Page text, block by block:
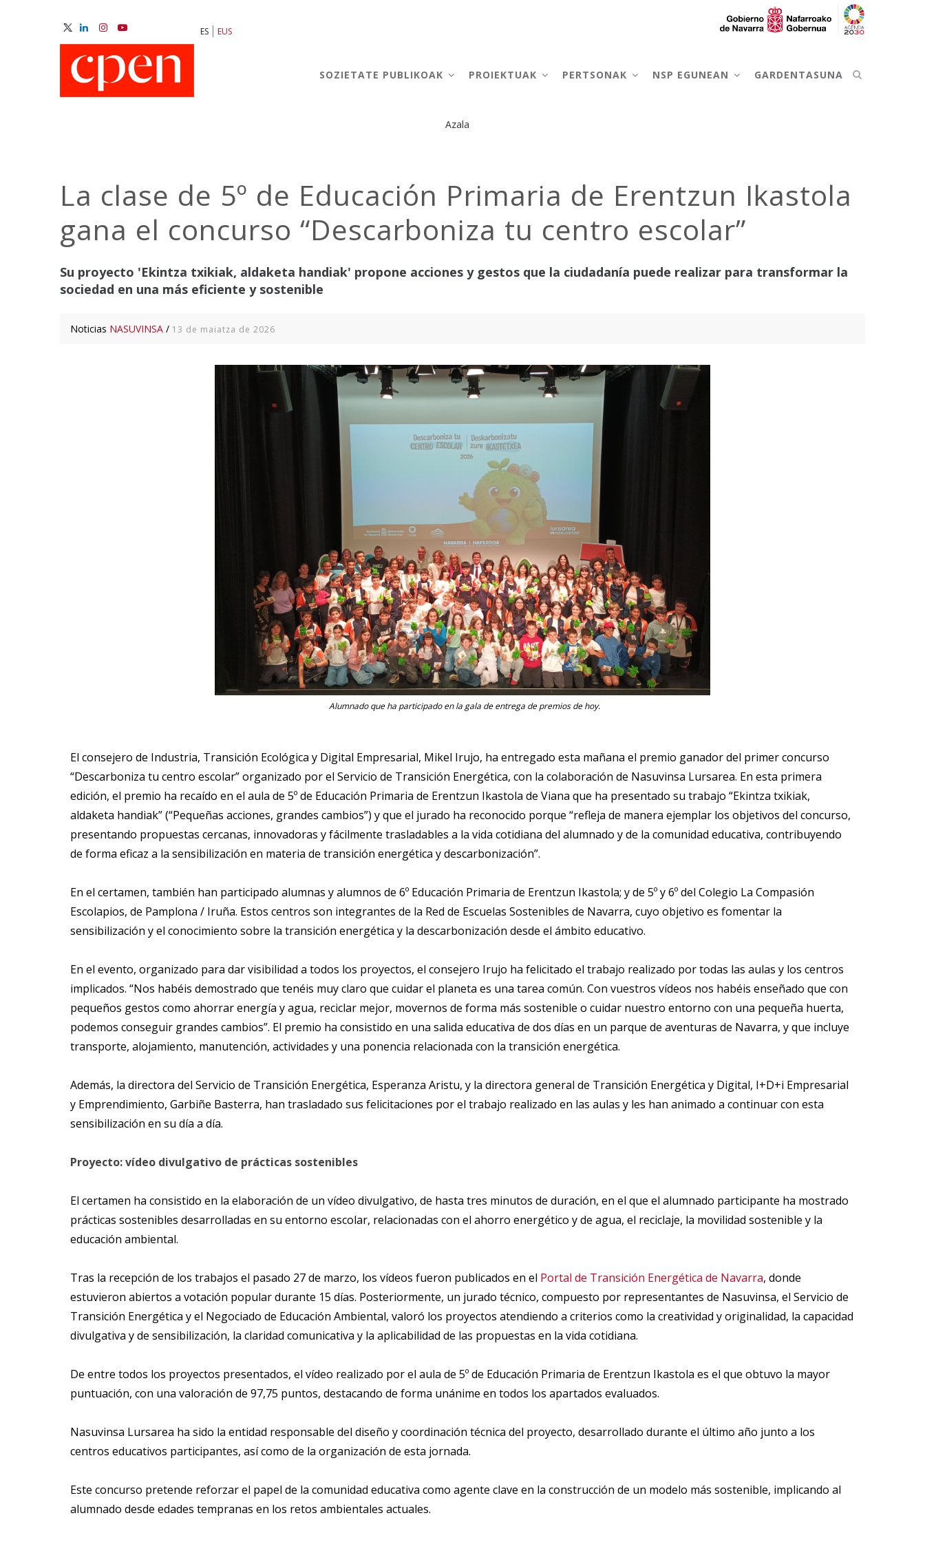
ES EUS
NAVIGATION
SOZIETATE PUBLIKOAK PROIEKTUAK PERTSONAK NSP EGUNEAN GARDENTASUNA
Azala
La clase de 5º de Educación Primaria de Erentzun Ikastola
gana el concurso “Descarboniza tu centro escolar”
Su proyecto 'Ekintza txikiak, aldaketa handiak' propone acciones y gestos que la ciudadanía puede realizar para transformar la
sociedad en una más eficiente y sostenible
Noticias NASUVINSA / 13 de maiatza de 2026
Alumnado que ha participado en la gala de entrega de premios de hoy.
El consejero de Industria, Transición Ecológica y Digital Empresarial, Mikel Irujo, ha entregado esta mañana el premio ganador del primer concurso
“Descarboniza tu centro escolar” organizado por el Servicio de Transición Energética, con la colaboración de Nasuvinsa Lursarea. En esta primera
edición, el premio ha recaído en el aula de 5º de Educación Primaria de Erentzun Ikastola de Viana que ha presentado su trabajo “Ekintza txikiak,
aldaketa handiak” (“Pequeñas acciones, grandes cambios”) y que el jurado ha reconocido porque “refleja de manera ejemplar los objetivos del concurso,
presentando propuestas cercanas, innovadoras y fácilmente trasladables a la vida cotidiana del alumnado y de la comunidad educativa, contribuyendo
de forma eficaz a la sensibilización en materia de transición energética y descarbonización”.
En el certamen, también han participado alumnas y alumnos de 6º Educación Primaria de Erentzun Ikastola; y de 5º y 6º del Colegio La Compasión
Escolapios, de Pamplona / Iruña. Estos centros son integrantes de la Red de Escuelas Sostenibles de Navarra, cuyo objetivo es fomentar la
sensibilización y el conocimiento sobre la transición energética y la descarbonización desde el ámbito educativo.
En el evento, organizado para dar visibilidad a todos los proyectos, el consejero Irujo ha felicitado el trabajo realizado por todas las aulas y los centros
implicados. “Nos habéis demostrado que tenéis muy claro que cuidar el planeta es una tarea común. Con vuestros vídeos nos habéis enseñado que con
pequeños gestos como ahorrar energía y agua, reciclar mejor, movernos de forma más sostenible o cuidar nuestro entorno con una pequeña huerta,
podemos conseguir grandes cambios”. El premio ha consistido en una salida educativa de dos días en un parque de aventuras de Navarra, y que incluye
transporte, alojamiento, manutención, actividades y una ponencia relacionada con la transición energética.
Además, la directora del Servicio de Transición Energética, Esperanza Aristu, y la directora general de Transición Energética y Digital, I+D+i Empresarial
y Emprendimiento, Garbiñe Basterra, han trasladado sus felicitaciones por el trabajo realizado en las aulas y les han animado a continuar con esta
sensibilización en su día a día.
Proyecto: vídeo divulgativo de prácticas sostenibles
El certamen ha consistido en la elaboración de un vídeo divulgativo, de hasta tres minutos de duración, en el que el alumnado participante ha mostrado
prácticas sostenibles desarrolladas en su entorno escolar, relacionadas con el ahorro energético y de agua, el reciclaje, la movilidad sostenible y la
educación ambiental.
Tras la recepción de los trabajos el pasado 27 de marzo, los vídeos fueron publicados en el Portal de Transición Energética de Navarra, donde
estuvieron abiertos a votación popular durante 15 días. Posteriormente, un jurado técnico, compuesto por representantes de Nasuvinsa, el Servicio de
Transición Energética y el Negociado de Educación Ambiental, valoró los proyectos atendiendo a criterios como la creatividad y originalidad, la capacidad
divulgativa y de sensibilización, la claridad comunicativa y la aplicabilidad de las propuestas en la vida cotidiana.
De entre todos los proyectos presentados, el vídeo realizado por el aula de 5º de Educación Primaria de Erentzun Ikastola es el que obtuvo la mayor
puntuación, con una valoración de 97,75 puntos, destacando de forma unánime en todos los apartados evaluados.
Nasuvinsa Lursarea ha sido la entidad responsable del diseño y coordinación técnica del proyecto, desarrollado durante el último año junto a los
centros educativos participantes, así como de la organización de esta jornada.
Este concurso pretende reforzar el papel de la comunidad educativa como agente clave en la construcción de un modelo más sostenible, implicando al
alumnado desde edades tempranas en los retos ambientales actuales.